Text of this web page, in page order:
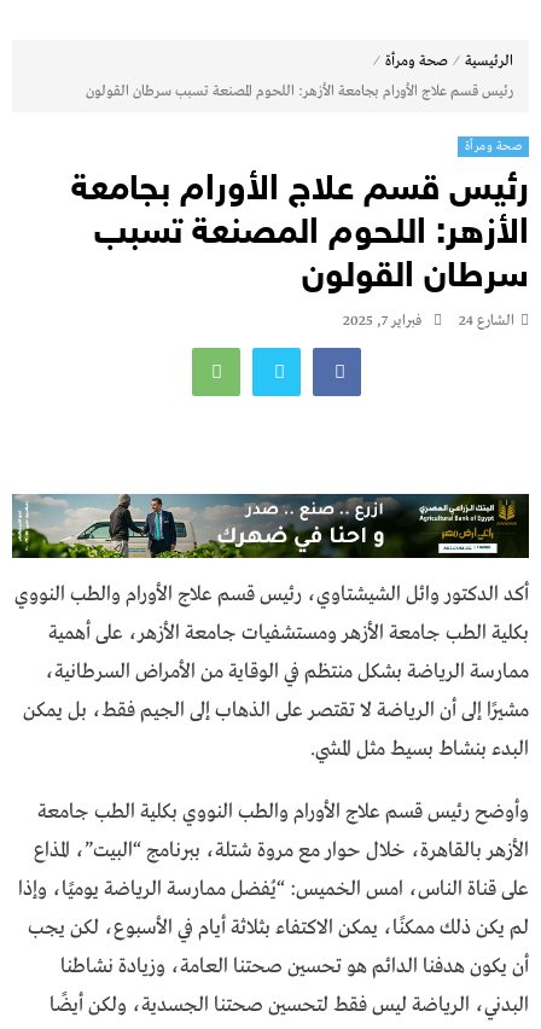
الرئيسية ⁄ صحة ومرأة ⁄
رئيس قسم علاج الأورام بجامعة الأزهر: اللحوم المصنعة تسبب سرطان القولون
صحة ومرأة
رئيس قسم علاج الأورام بجامعة
الأزهر: اللحوم المصنعة تسبب
سرطان القولون
الشارع 24 فبراير 7, 2025
أكد الدكتور وائل الشيشتاوي، رئيس قسم علاج الأورام والطب النووي
بكلية الطب جامعة الأزهر ومستشفيات جامعة الأزهر، على أهمية
ممارسة الرياضة بشكل منتظم في الوقاية من الأمراض السرطانية،
مشيرًا إلى أن الرياضة لا تقتصر على الذهاب إلى الجيم فقط، بل يمكن
البدء بنشاط بسيط مثل المشي.
وأوضح رئيس قسم علاج الأورام والطب النووي بكلية الطب جامعة
الأزهر بالقاهرة، خلال حوار مع مروة شتلة، ببرنامج “البيت”، المذاع
على قناة الناس، امس الخميس: “يُفضل ممارسة الرياضة يوميًا، وإذا
لم يكن ذلك ممكنًا، يمكن الاكتفاء بثلاثة أيام في الأسبوع، لكن يجب
أن يكون هدفنا الدائم هو تحسين صحتنا العامة، وزيادة نشاطنا
البدني، الرياضة ليس فقط لتحسين صحتنا الجسدية، ولكن أيضًا